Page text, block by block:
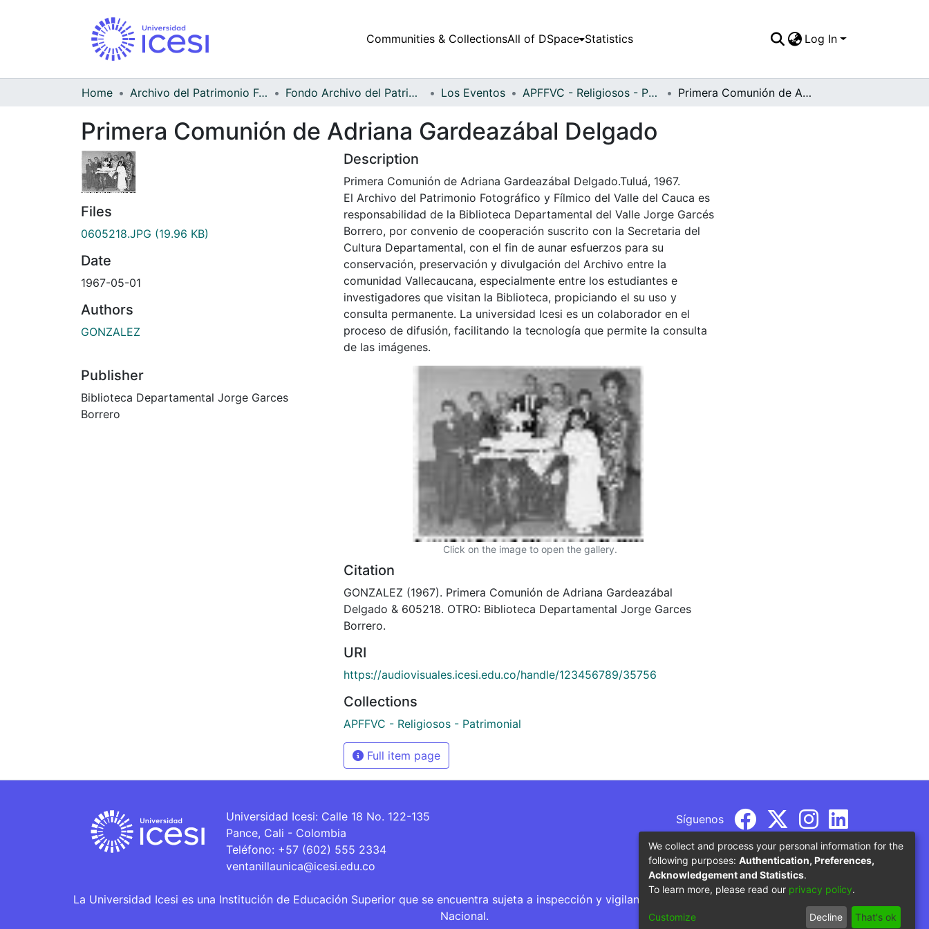
Communities & CollectionsAll of DSpace Statistics Log In
Home Archivo del Patrimonio Fotográfico y Fílmico del Valle del Cauca Fondo Archivo del Patrimonio Fotográfico y Fílmico del Valle del Cauca Los Eventos APFFVC - Religiosos - Patrimonial Primera Comunión de Adriana Gardeazábal Delgado
Primera Comunión de Adriana Gardeazábal Delgado
Files
0605218.JPG (19.96 KB)
Date
1967-05-01
Authors
GONZALEZ
Publisher
Biblioteca Departamental Jorge Garces
Borrero
Description
Primera Comunión de Adriana Gardeazábal Delgado.Tuluá, 1967.
El Archivo del Patrimonio Fotográfico y Fílmico del Valle del Cauca es
responsabilidad de la Biblioteca Departamental del Valle Jorge Garcés
Borrero, por convenio de cooperación suscrito con la Secretaria del
Cultura Departamental, con el fin de aunar esfuerzos para su
conservación, preservación y divulgación del Archivo entre la
comunidad Vallecaucana, especialmente entre los estudiantes e
investigadores que visitan la Biblioteca, propiciando el su uso y
consulta permanente. La universidad Icesi es un colaborador en el
proceso de difusión, facilitando la tecnología que permite la consulta
de las imágenes.
Click on the image to open the gallery.
Citation
GONZALEZ (1967). Primera Comunión de Adriana Gardeazábal
Delgado & 605218. OTRO: Biblioteca Departamental Jorge Garces
Borrero.
URI
https://audiovisuales.icesi.edu.co/handle/123456789/35756
Collections
APFFVC - Religiosos - Patrimonial
Full item page
Universidad Icesi: Calle 18 No. 122-135
Pance, Cali - Colombia
Teléfono: +57 (602) 555 2334
ventanillaunica@icesi.edu.co
Síguenos
La Universidad Icesi es una Institución de Educación Superior que se encuentra sujeta a inspección y vigilancia por parte del Ministerio de Educación
Nacional.
We collect and process your personal information for the
following purposes: Authentication, Preferences,
Acknowledgement and Statistics.
To learn more, please read our privacy policy.
Customize Decline That's ok